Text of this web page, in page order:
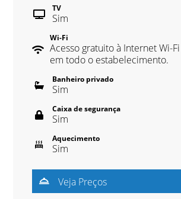
TV
Sim
Wi-Fi
Acesso gratuito à Internet Wi-
em todo o estabelecimento.
Banheiro privado
Sim
Caixa de segurança
Sim
Aquecimento
Sim
Veja Preços